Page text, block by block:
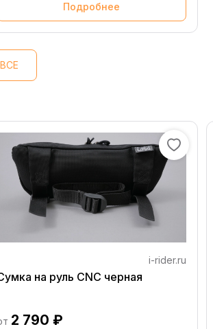
Подробнее
i-rider.ru
на руль CNC черная
2 790 ₽